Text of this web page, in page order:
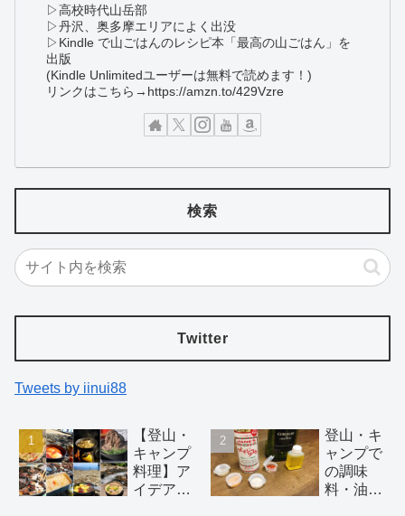
▷高校時代山岳部
▷丹沢、奥多摩エリアによく出没
▷Kindle で山ごはんのレシピ本「最高の山ごはん」を
出版
(Kindle Unlimitedユーザーは無料で読めます！)
リンクはこちら→https://amzn.to/429Vzre
検索
Twitter
Tweets by iinui88
【登山・
キャンプ
料理】ア
イデアい
登山・キ
ャンプで
の調味
料・油の